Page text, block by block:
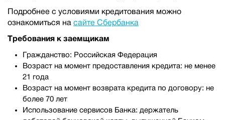
Подробнее с условиями кредитования можно
ознакомиться на сайте Сбербанка
Требования к заемщикам
Гражданство: Российская Федерация
Возраст на момент предоставления кредита: не менее
21 года
Возраст на момент возврата кредита по договору: не
более 70 лет
Использование сервисов Банка: держатель